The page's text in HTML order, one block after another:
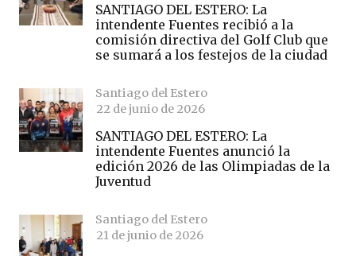
SANTIAGO DEL ESTERO: La
intendente Fuentes recibió a la
comisión directiva del Golf Club que
se sumará a los festejos de la ciudad
Santiago del Estero
22 de junio de 2026
SANTIAGO DEL ESTERO: La
intendente Fuentes anunció la
edición 2026 de las Olimpiadas de la
Juventud
Santiago del Estero
21 de junio de 2026